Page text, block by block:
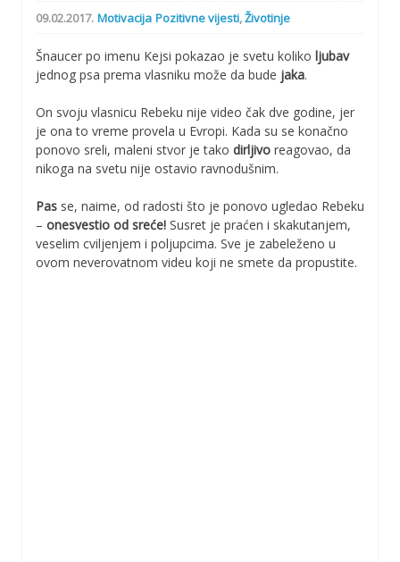
09.02.2017. Motivacija Pozitivne vijesti,Životinje
Šnaucer po imenu Kejsi pokazao je svetu koliko ljubav
jednog psa prema vlasniku može da bude jaka.
On svoju vlasnicu Rebeku nije video čak dve godine, jer
je ona to vreme provela u Evropi. Kada su se konačno
ponovo sreli, maleni stvor je tako dirljivo reagovao, da
nikoga na svetu nije ostavio ravnodušnim.
Pas se, naime, od radosti što je ponovo ugledao Rebeku
– onesvestio od sreće! Susret je praćen i skakutanjem,
veselim cviljenjem i poljupcima. Sve je zabeleženo u
ovom neverovatnom videu koji ne smete da propustite.